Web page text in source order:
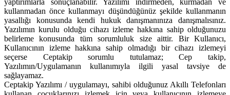
yaptırımlarla sonuçlanabilir. Yazılımı indirmeden, kurmadan ve
kullanmadan önce kullanmayı düşündüğünüz şekilde kullanmanın
yasallığı konusunda kendi hukuk danışmanınıza danışmalısınız.
Yazılımın kurulu olduğu cihazı izleme hakkına sahip olduğunuzu
belirleme konusunda tüm sorumluluk size aittir. Bir Kullanıcı,
Kullanıcının izleme hakkına sahip olmadığı bir cihazı izlemeyi
seçerse Ceptakip sorumlu tutulamaz; Cep takip,
Yazılımın/Uygulamanın kullanımıyla ilgili yasal tavsiye de
sağlayamaz.
Ceptakip Yazılımı / uygulamayı, sahibi olduğunuz Akıllı Telefonları